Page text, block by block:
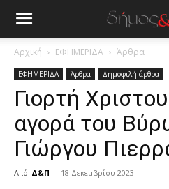
Αρχική ΕΦΗΜΕΡΙΔΑ Άρθρα
ΕΦΗΜΕΡΙΔΑ Άρθρα Δημοφιλή άρθρα
Γιορτή
αγορά του
Γιώργου
Από Δ&Π - 18 Δεκεμβρίου 2023